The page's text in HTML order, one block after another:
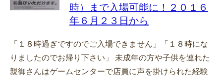
時）まで入場可能に！２０１６
年６月２３日から
「１８時過ぎですのでご入場できません」「１８時にな
りましたのでお帰り下さい」 未成年の方や子供を連れた
親御さんはゲームセンターで店員に声を掛けられた経験